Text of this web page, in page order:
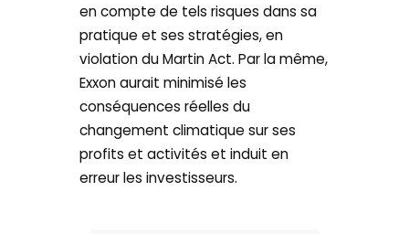
en compte de tels risques dans sa
pratique et ses stratégies, en
violation du Martin Act. Par la même,
Exxon aurait minimisé les
conséquences réelles du
changement climatique sur ses
profits et activités et induit en
erreur les investisseurs.